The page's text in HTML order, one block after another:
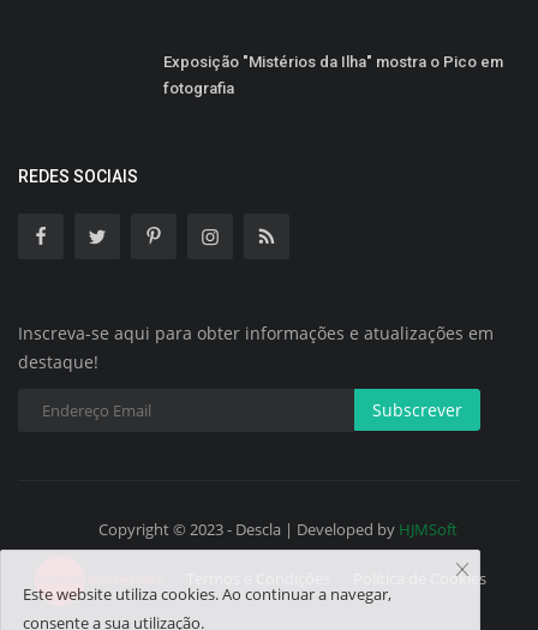
Exposição "Mistérios da Ilha" mostra o Pico em
fotografia
REDES SOCIAIS
Inscreva-se aqui para obter informações e atualizações em
destaque!
Subscrever
Copyright © 2023 - Descla | Developed by HJMSoft
Política de Cookies
Este website utiliza cookies. Ao continuar a navegar,
consente a sua utilização.